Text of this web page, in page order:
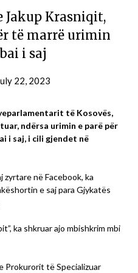
Jakup Krasniqit,
të marrë urimin
i saj
22, 2023
të Kosovës,
ndërsa urimin e parë për
i saj, i cili gjendet në
zyrtare në Facebook, ka
e saj para Gjykatës
ka shkruar ajo mbishkrim mbi
Prokurorit të Specializuar